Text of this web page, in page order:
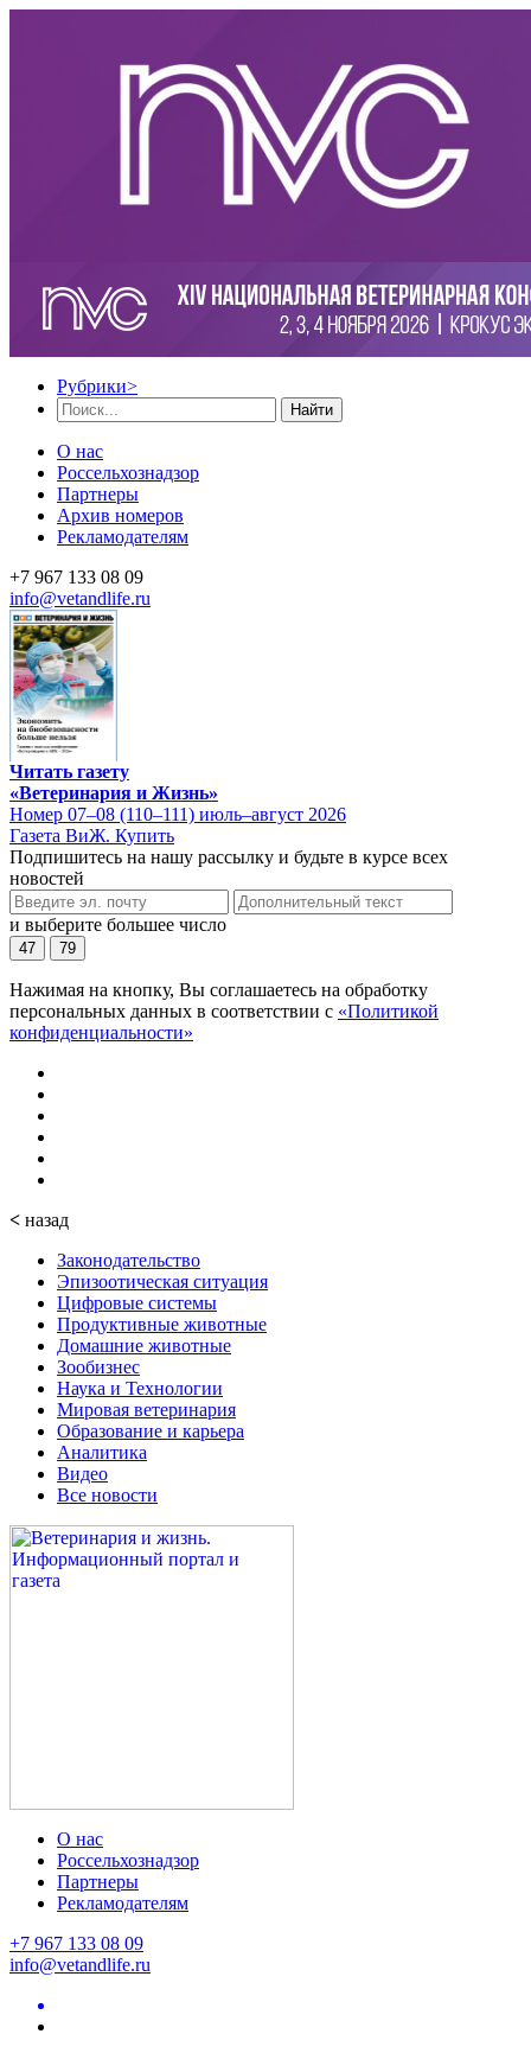
Рубрики>
Найти
О нас
Россельхознадзор
Партнеры
Архив номеров
Рекламодателям
+7 967 133 08 09
info@vetandlife.ru
Читать газету
«Ветеринария и Жизнь»
Номер 07–08 (110–111) июль–август 2026
Газета ВиЖ. Купить
Подпишитесь на нашу рассылку и будьте в курсе всех
новостей
и выберите большее число
47 79
Нажимая на кнопку, Вы соглашаетесь на обработку
персональных данных в соответствии с «Политикой
конфиденциальности»
< назад
Законодательство
Эпизоотическая ситуация
Цифровые системы
Продуктивные животные
Домашние животные
Зообизнес
Наука и Технологии
Мировая ветеринария
Образование и карьера
Аналитика
Видео
Все новости
О нас
Россельхознадзор
Партнеры
Рекламодателям
+7 967 133 08 09
info@vetandlife.ru